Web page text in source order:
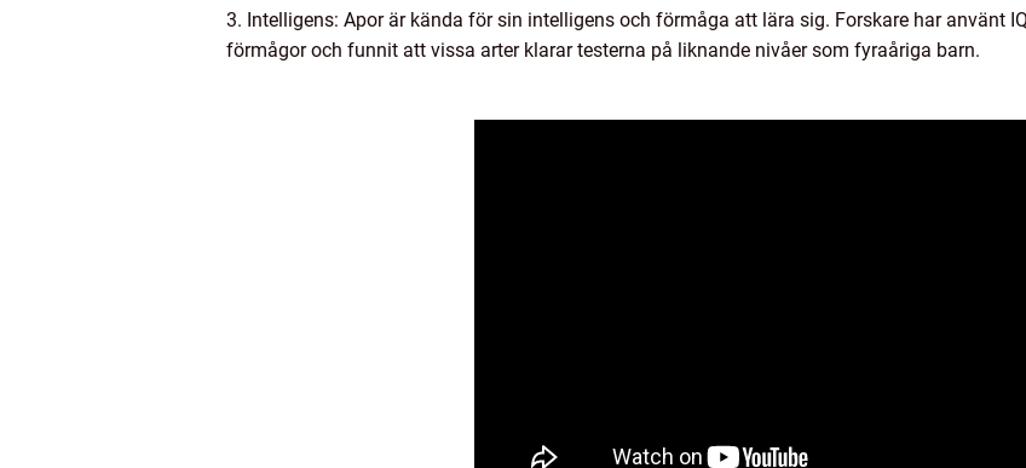
3. Intelligens: Apor är kända för sin intelligens och förmåga att lära sig. Forskare har använt
förmågor och funnit att vissa arter klarar testerna på liknande nivåer som fyraåriga barn.